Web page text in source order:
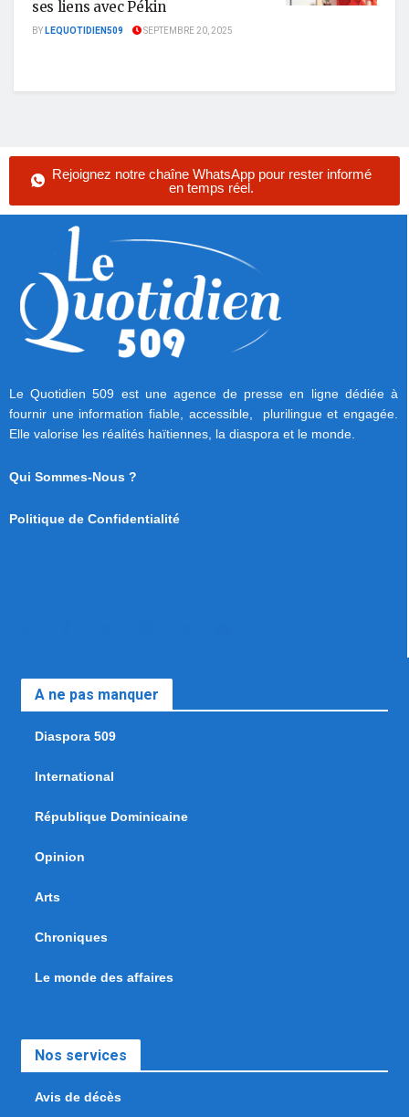
ses liens avec Pékin
BYLEQUOTIDIEN509 SEPTEMBRE 20, 2025
Rejoignez notre chaîne WhatsApp pour rester informé
en temps réel.
Le Quotidien 509 est une agence de presse en ligne dédiée à
fournir une information fiable, accessible, plurilingue et engagée.
Elle valorise les réalités haïtiennes, la diaspora et le monde.
Qui Sommes-Nous ?
Politique de Confidentialité
A ne pas manquer
Diaspora 509
International
République Dominicaine
Opinion
Arts
Chroniques
Le monde des affaires
Nos services
Avis de décès